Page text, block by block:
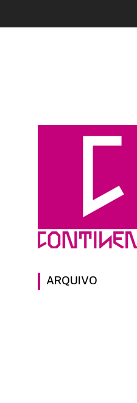
ARQUIVO